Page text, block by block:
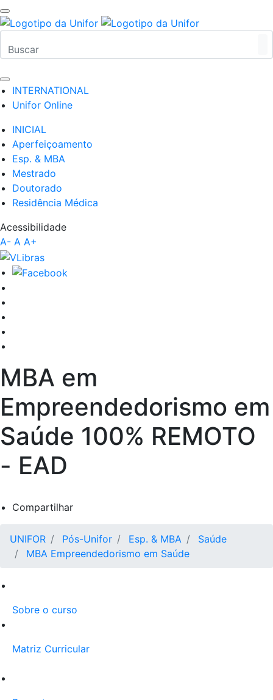
INTERNATIONAL
Unifor Online
INICIAL
Aperfeiçoamento
Esp. & MBA
Mestrado
Doutorado
Residência Médica
Acessibilidade
A- A A+
MBA em
Empreendedorismo em
Saúde 100% REMOTO
- EAD
Compartilhar
UNIFOR Pós-Unifor Esp. & MBA
Saúde
MBA Empreendedorismo em Saúde
Sobre o curso
Matriz Curricular